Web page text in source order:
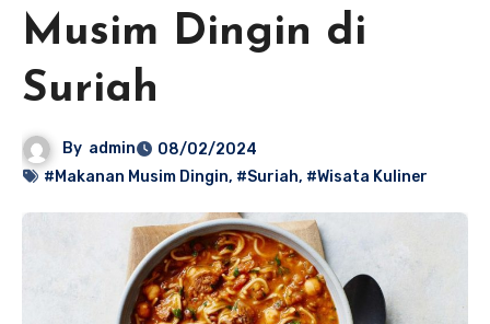
Musim Dingin di
Suriah
By admin
08/02/2024
#Makanan Musim Dingin, #Suriah, #Wisata Kuliner